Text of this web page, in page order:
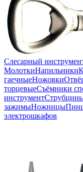
Слесарный
МолоткиНапильники
гаечныеНожовки
торцевыеСъёмники
инструмент
зажимыНожницы
электрошкафов